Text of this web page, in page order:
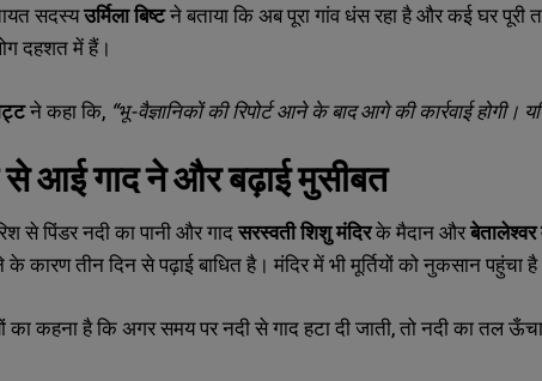
सदस्यउर्मिला बिष्टने बताया कि अब पूरा गांव धंस रहा है और कई घर
दहशत में हैं।
ने कहा कि, “भू-वैज्ञानिकों की रिपोर्ट आने के बाद आगे की कार्रवाई
से आई गाद ने और बढ़ाई मुसीबत
से पिंडर नदी का पानी और गादसरस्वती शिशु मंदिरके मैदान औरबेतालेश्वर
कारण तीन दिन से पढ़ाई बाधित है। मंदिर में भी मूर्तियों को नुकसान पहुंचा
का कहना है कि अगर समय पर नदी से गाद हटा दी जाती, तो नदी का तल